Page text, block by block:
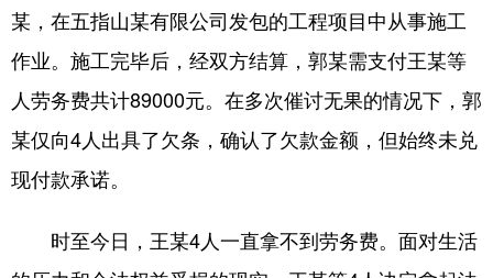
某，在五指山某有限公司发包的工程项目中从事施工
作业。施工完毕后，经双方结算，郭某需支付王某等
人劳务费共计89000元。在多次催讨无果的情况下，郭
某仅向4人出具了欠条，确认了欠款金额，但始终未兑
现付款承诺。
时至今日，王某4人一直拿不到劳务费。面对生活